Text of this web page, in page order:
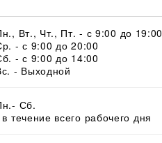
Вт., Чт., Пт. - с 9:00 до 19:00
- с 9:00 до 20:00
- с 9:00 до 14:00
- Выходной
Сб.
течение всего рабочего дня